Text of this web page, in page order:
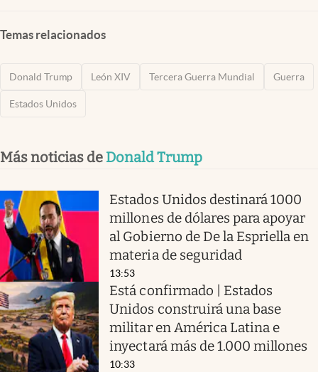
Temas relacionados
Donald Trump León XIV Tercera Guerra Mundial Guerra
Estados Unidos
Más noticias de Donald Trump
Estados Unidos destinará 1000
millones de dólares para apoyar
al Gobierno de De la Espriella en
materia de seguridad
13:53
Está confirmado | Estados
Unidos construirá una base
militar en América Latina e
inyectará más de 1.000 millones
10:33